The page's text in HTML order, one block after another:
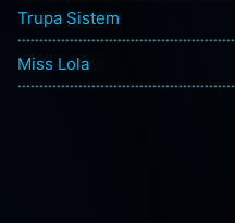
Trupa Sistem
Miss Lola